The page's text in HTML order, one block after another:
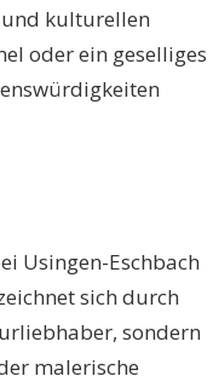
und kulturellen
oder ein geselliges
Usingen-Eschbach
sich durch
sondern
malerische